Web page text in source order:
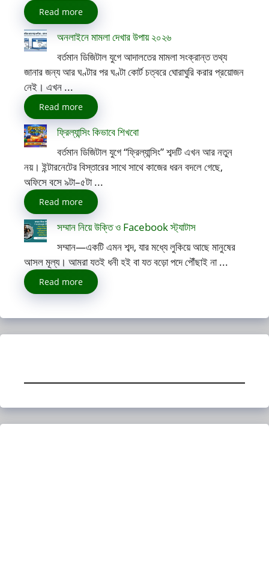
Read more
অনলাইনে মামলা দেখার উপায় ২০২৬
বর্তমান ডিজিটাল যুগে আদালতের মামলা সংক্রান্ত তথ্য
জানার জন্য আর ঘণ্টার পর ঘণ্টা কোর্ট চত্বরে ঘোরাঘুরি করার প্রয়োজন
নেই। এখন ...
Read more
ফ্রিল্যান্সিং কিভাবে শিখবো
বর্তমান ডিজিটাল যুগে “ফ্রিল্যান্সিং” শব্দটি এখন আর নতুন
নয়। ইন্টারনেটের বিস্তারের সাথে সাথে কাজের ধরন বদলে গেছে,
অফিসে বসে ৯টা–৫টা ...
Read more
সম্মান নিয়ে উক্তি ও Facebook স্ট্যাটাস
সম্মান—একটি এমন শব্দ, যার মধ্যে লুকিয়ে আছে মানুষের
আসল মূল্য। আমরা যতই ধনী হই বা যত বড়ো পদে পৌঁছাই না ...
Read more